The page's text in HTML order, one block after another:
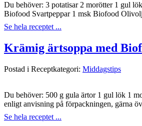
Du behöver: 3 potatisar 2 morötter 1 gul
Biofood Svartpeppar 1 msk Biofood
Se hela receptet ...
Krämig ärtsoppa med
Postad i Receptkategori: Middagstips
Du behöver: 500 g gula ärtor 1 gul lök 1
enligt anvisning på förpackningen, gärna
Se hela receptet ...